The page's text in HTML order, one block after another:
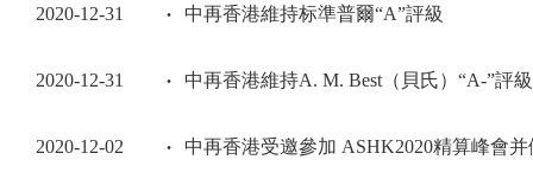
2020-12-31 中再香港維持标準普爾“A”評級
2020-12-31 中再香港維持A. M. Best（貝氏）“A-”評級
2020-12-02 中再香港受邀參加 ASHK2020精算峰會